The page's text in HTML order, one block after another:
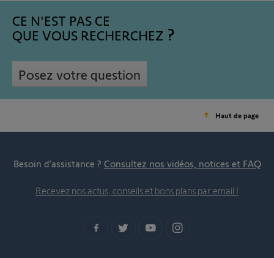
CE N'EST PAS CE
QUE VOUS RECHERCHEZ
Posez votre question
Haut de page
Besoin d’assistance ? Consultez nos vidéos, notices et FAQ
Recevez nos actus, conseils et bons plans par email !